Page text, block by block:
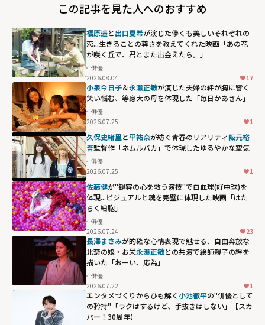
この記事を見た人へのおすすめ
福原遥と出口夏希が演じた儚くも美しいそれぞれの
恋...生きることの尊さを教えてくれた映画「あの花
が咲く丘で、君とまた出会えたら。」
俳優
2026.08.04
17
小泉今日子＆永瀬正敏が演じた夫婦の絆が胸に響く――
笑い悩む、等身大の母を体現した「毎日かあさん」
俳優
2026.07.25
1
久保史緒里と平祐奈が紡ぐ青春のリアリティ――阪元裕
吾監督作「ネムルバカ」で体現したゆるやかな空気
俳優
2026.07.25
1
佐藤健が"観客の心を救う演技"で白血球(好中球)を
体現...ビジュアルと魂を完璧に体現した映画「はた
らく細胞」
俳優
2026.07.24
23
長澤まさみが的確な心情表現で魅せる、自由奔放な
北斎の娘・お栄――永瀬正敏との共演で絵師親子の絆を
描いた「おーい、応為」
俳優
2026.07.22
1
エンタメづくりからひも解く小池徹平の"俳優として
の矜持"「ラクはするけど、手抜きはしない」【スカ
パー！30周年】